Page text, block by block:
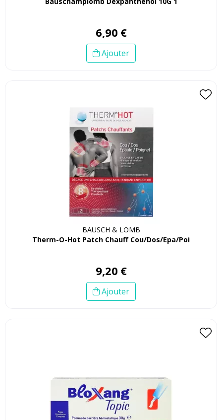
6,90 €
Ajouter
BAUSCH & LOMB
Therm-O-Hot Patch Chauff Cou/Dos/Epa/Poi
9,20 €
Ajouter